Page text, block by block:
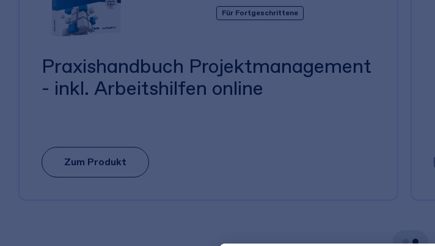
Für Fortgeschrittene
Praxishandbuch Projektmanagement
- inkl. Arbeitshilfen online
Zum Produkt